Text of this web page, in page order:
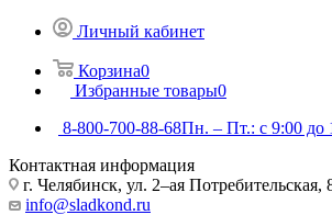
Личный кабинет
Корзина0
Избранные товары0
8-800-700-88-68Пн. – Пт.: с 9:00 до
Контактная информация
г. Челябинск, ул. 2–ая Потребительская,
info@sladkond.ru